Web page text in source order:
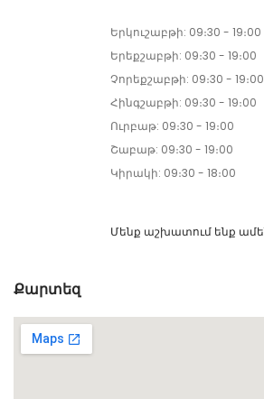
Երկուշաբթի: 09։30 - 19։00
Երեքշաբթի: 09։30 - 19։00
Չորեքշաբթի: 09։30 - 19։00
Հինգշաբթի: 09։30 - 19։00
Ուրբաթ: 09։30 - 19։00
Շաբաթ: 09։30 - 19։00
Կիրակի: 09։30 - 18։00
Մենք աշխատում ենք
Քարտեզ